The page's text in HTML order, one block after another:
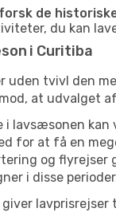
de
du kan
i Curitiba
uden tvivl den
at udvalget
i lavsæsonen kan
for at få en
og flyrejser
i disse
lavprisrejser